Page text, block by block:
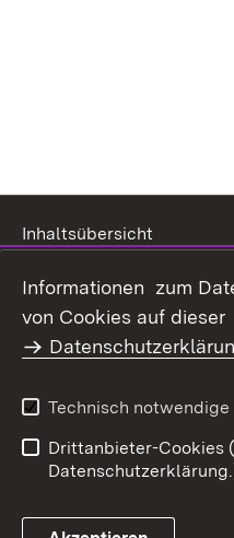
Inhaltsübersicht
Benutzungshinweise
Informationen zum
von Cookies auf
Technisch notwendige
Drittanbieter-Cookies